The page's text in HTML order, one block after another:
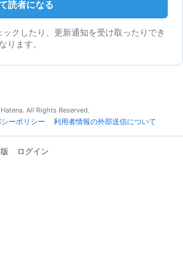
読者になる
クしたり、更新通知を受け取ったりでき
ります。
All Rights Reserved.
ーポリシー 利用者情報の外部送信について
ログイン